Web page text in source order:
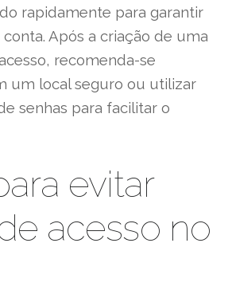
rapidamente para garantir
Após a criação de uma
recomenda-se
um local seguro ou utilizar
senhas para facilitar o
evitar
acesso no